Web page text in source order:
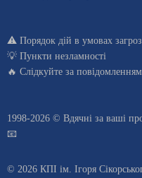
⚠️ Порядок дій в умовах
💡 Пункти незламності
🔥 Слідкуйте за
1998-2026 © Вдячні за ваші
📧
© 2026 КПІ ім. Ігоря